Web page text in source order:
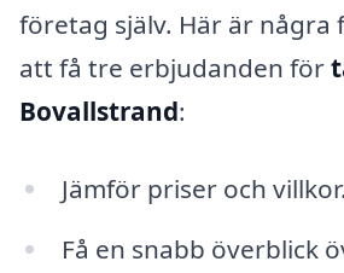
företag själv. Här är några
att få tre erbjudanden för
Bovallstrand:
Jämför priser och villkor.
Få en snabb överblick